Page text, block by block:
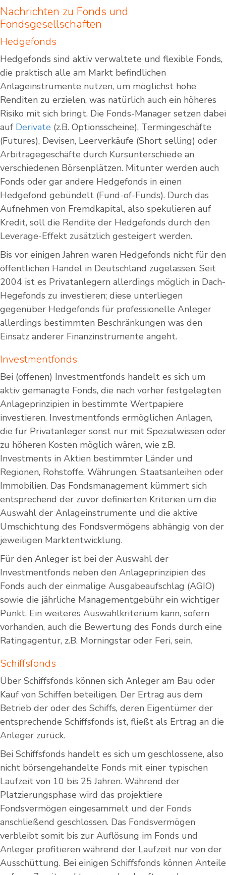
Nachrichten zu Fonds und
Fondsgesellschaften
Hedgefonds
Hedgefonds sind aktiv verwaltete und flexible Fonds,
die praktisch alle am Markt befindlichen
Anlageinstrumente nutzen, um möglichst hohe
Renditen zu erzielen, was natürlich auch ein höheres
Risiko mit sich bringt. Die Fonds-Manager setzen dabei
auf Derivate (z.B. Optionsscheine), Termingeschäfte
(Futures), Devisen, Leerverkäufe (Short selling) oder
Arbitragegeschäfte durch Kursunterschiede an
verschiedenen Börsenplätzen. Mitunter werden auch
Fonds oder gar andere Hedgefonds in einen
Hedgefond gebündelt (Fund-of-Funds). Durch das
Aufnehmen von Fremdkapital, also spekulieren auf
Kredit, soll die Rendite der Hedgefonds durch den
Leverage-Effekt zusätzlich gesteigert werden.
Bis vor einigen Jahren waren Hedgefonds nicht für den
öffentlichen Handel in Deutschland zugelassen. Seit
2004 ist es Privatanlegern allerdings möglich in Dach-
Hegefonds zu investieren; diese unterliegen
gegenüber Hedgefonds für professionelle Anleger
allerdings bestimmten Beschränkungen was den
Einsatz anderer Finanzinstrumente angeht.
Investmentfonds
Bei (offenen) Investmentfonds handelt es sich um
aktiv gemanagte Fonds, die nach vorher festgelegten
Anlageprinzipien in bestimmte Wertpapiere
investieren. Investmentfonds ermöglichen Anlagen,
die für Privatanleger sonst nur mit Spezialwissen oder
zu höheren Kosten möglich wären, wie z.B.
Investments in Aktien bestimmter Länder und
Regionen, Rohstoffe, Währungen, Staatsanleihen oder
Immobilien. Das Fondsmanagement kümmert sich
entsprechend der zuvor definierten Kriterien um die
Auswahl der Anlageinstrumente und die aktive
Umschichtung des Fondsvermögens abhängig von der
jeweiligen Marktentwicklung.
Für den Anleger ist bei der Auswahl der
Investmentfonds neben den Anlageprinzipien des
Fonds auch der einmalige Ausgabeaufschlag (AGIO)
sowie die jährliche Managementgebühr ein wichtiger
Punkt. Ein weiteres Auswahlkriterium kann, sofern
vorhanden, auch die Bewertung des Fonds durch eine
Ratingagentur, z.B. Morningstar oder Feri, sein.
Schiffsfonds
Über Schiffsfonds können sich Anleger am Bau oder
Kauf von Schiffen beteiligen. Der Ertrag aus dem
Betrieb der oder des Schiffs, deren Eigentümer der
entsprechende Schiffsfonds ist, fließt als Ertrag an die
Anleger zurück.
Bei Schiffsfonds handelt es sich um geschlossene, also
nicht börsengehandelte Fonds mit einer typischen
Laufzeit von 10 bis 25 Jahren. Während der
Platzierungsphase wird das projektiere
Fondsvermögen eingesammelt und der Fonds
anschließend geschlossen. Das Fondsvermögen
verbleibt somit bis zur Auflösung im Fonds und
Anleger profitieren während der Laufzeit nur von der
Ausschüttung. Bei einigen Schiffsfonds können Anteile